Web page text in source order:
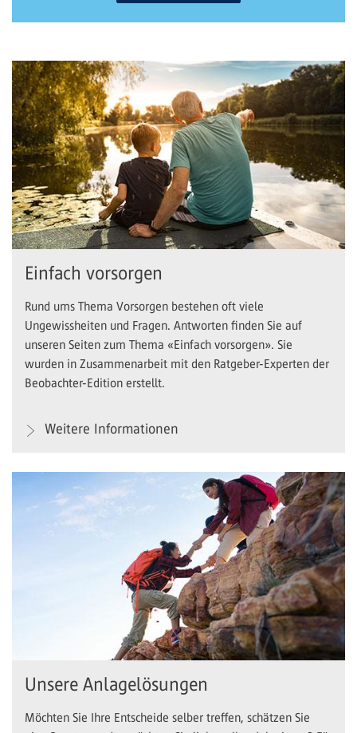
Einfach vorsorgen
Rund ums Thema Vorsorgen bestehen oft viele
Ungewissheiten und Fragen. Antworten finden Sie auf
unseren Seiten zum Thema «Einfach vorsorgen». Sie
wurden in Zusammenarbeit mit den Ratgeber-Experten der
Beobachter-Edition erstellt.
Weitere Informationen
Unsere Anlagelösungen
Möchten Sie Ihre Entscheide selber treffen, schätzen Sie